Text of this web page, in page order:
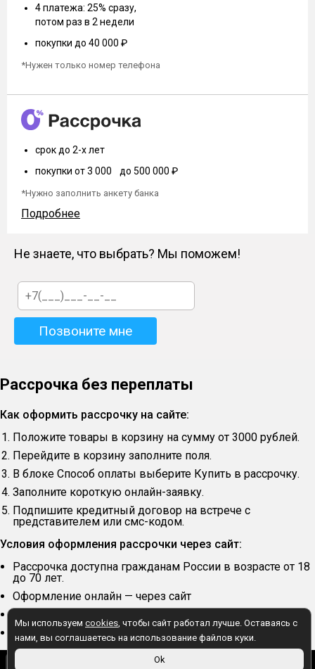
Мы используем cookies, чтобы сайт работал лучше. Оставаясь с
нами, вы соглашаетесь на использование файлов куки.
Ok
4 платежа: 25% сразу,
потом раз в 2 недели
покупки до 40 000 ₽
*Нужен только номер телефона
срок до 2-х лет
покупки от 3 000 до 500 000 ₽
*Нужно заполнить анкету банка
Подробнее
Не знаете, что выбрать? Мы поможем!
Рассрочка без переплаты
Как оформить рассрочку на сайте:
Положите товары в корзину на сумму от 3000 рублей.
Перейдите в корзину заполните поля.
В блоке Способ оплаты выберите Купить в рассрочку.
Заполните короткую онлайн-заявку.
Подпишите кредитный договор на встрече с
представителем или смс-кодом.
Условия оформления рассрочки через сайт:
Рассрочка доступна гражданам России в возрасте от 18
до 70 лет.
Оформление онлайн — через сайт
Срок рассрочки — 6 месяцев.